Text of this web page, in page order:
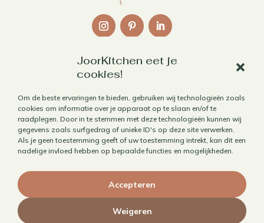
JoorKitchen eet je
cookies!
Om de beste ervaringen te bieden, gebruiken wij technologieën zoals
cookies om informatie over je apparaat op te slaan en/of te
raadplegen. Door in te stemmen met deze technologieën kunnen wij
gegevens zoals surfgedrag of unieke ID's op deze site verwerken.
Als je geen toestemming geeft of uw toestemming intrekt, kan dit een
nadelige invloed hebben op bepaalde functies en mogelijkheden.
Accepteren
Weigeren
Contact
Algemene voorwaarden
Privacybeleid